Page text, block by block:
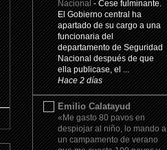
Nacional-Cese fulminante.
El Gobierno central ha
apartado de su cargo a una
funcionaria del
departamento de Seguridad
Nacional después de que
ella publicase, el ...
Hace 2 días
Emilio Calatayud
«Me gasto 80 pavos en
despiojar al niño, lo mando a
un campamento de verano